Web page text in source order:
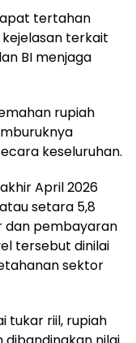
tertahan
terkait
BI menjaga
rupiah
keseluruhan.
April 2026
setara 5,8
dan pembayaran
tersebut dinilai
sektor
tukar riil, rupiah